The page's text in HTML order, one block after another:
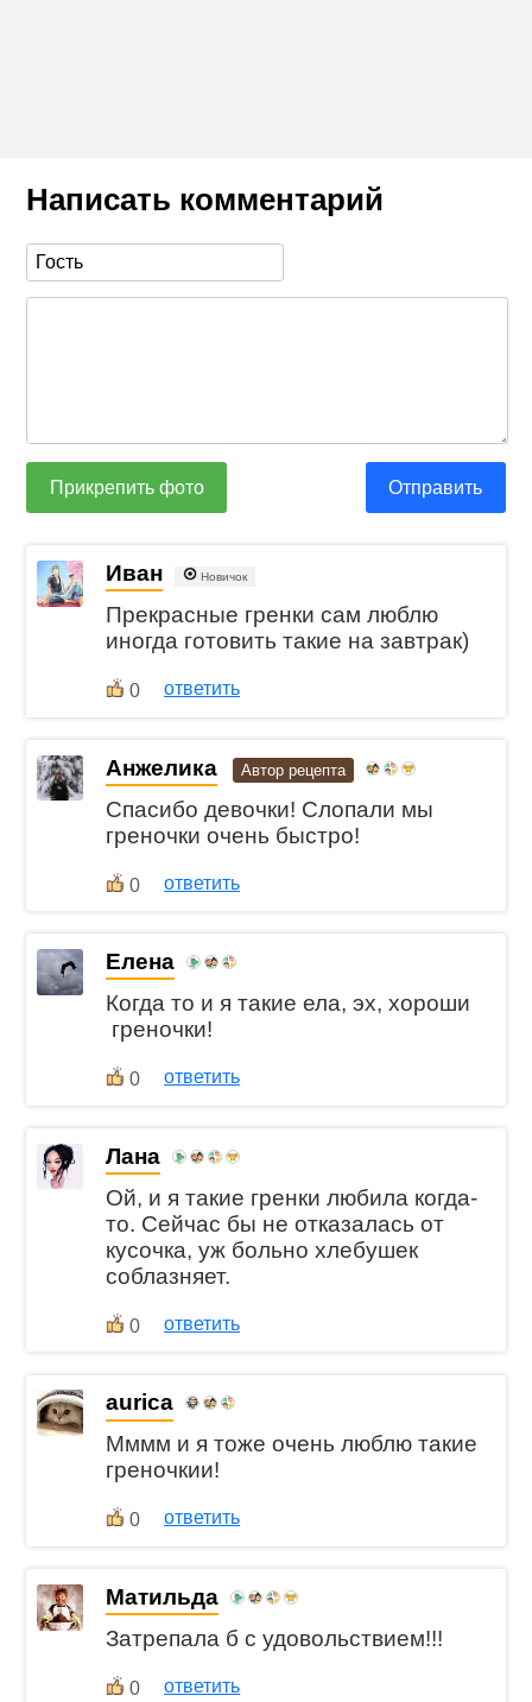
Написать комментарий
Прикрепить фото Отправить
Иван Новичок
Прекрасные гренки сам люблю
иногда готовить такие на завтрак)
0 ответить
Анжелика Автор рецепта
Спасибо девочки! Слопали мы
греночки очень быстро!
0 ответить
Елена
Когда то и я такие ела, эх, хороши
греночки!
0 ответить
Лана
Ой, и я такие гренки любила когда-
то. Сейчас бы не отказалась от
кусочка, уж больно хлебушек
соблазняет.
0 ответить
aurica
Мммм и я тоже очень люблю такие
греночкии!
0 ответить
Матильда
Затрепала б с удовольствием!!!
0 ответить